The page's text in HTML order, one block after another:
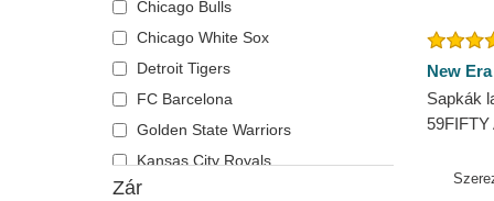
Chicago Bulls
Chicago White Sox
Detroit Tigers
FC Barcelona
Golden State Warriors
Kansas City Royals
Las Vegas Raiders
Zár
New Era
Sapkák
59FIFTY
Game
MLB